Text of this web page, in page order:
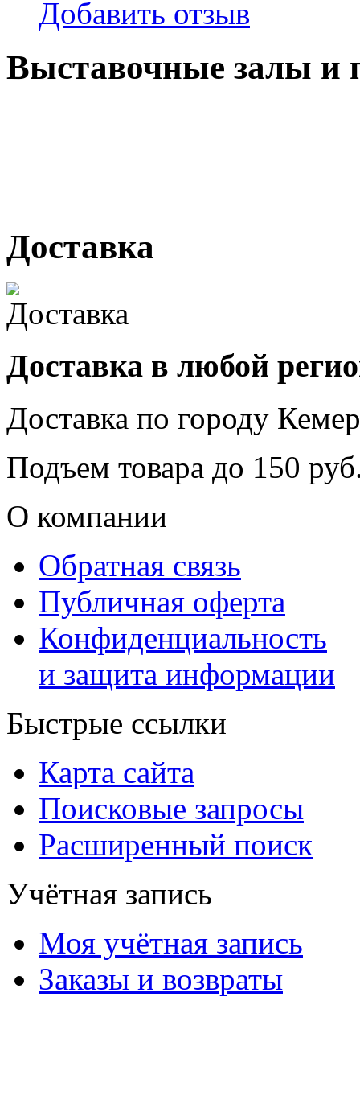
Добавить отзыв
Выставочные залы и
Доставка
Доставка в любой
Доставка по городу
Подъем товара до 150
О компании
Обратная связь
Публичная оферта
Конфиденциальность
и защита информации
Быстрые ссылки
Карта сайта
Поисковые запросы
Расширенный поиск
Учётная запись
Моя учётная запись
Заказы и возвраты